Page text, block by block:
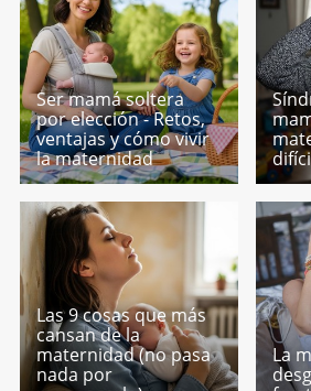
Ser mamá soltera
por elección - Retos,
ventajas y cómo vivir
la maternidad
Las 9 cosas que más
cansan de la
maternidad (no pasa
nada por
La